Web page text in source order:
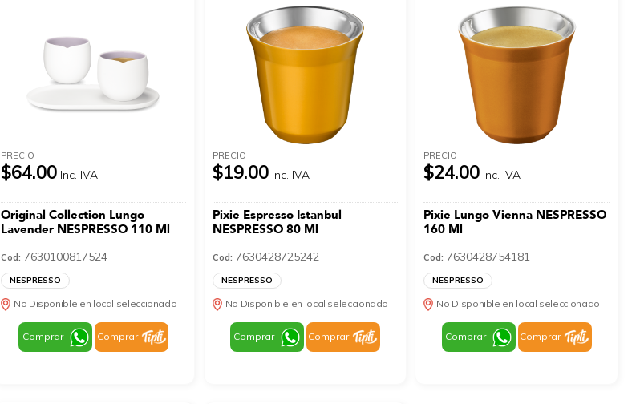
PRECIO
$64.00 Inc. IVA
Original Collection Lungo
Lavender NESPRESSO 110 Ml
Cod: 7630100817524
NESPRESSO
No Disponible en local seleccionado
Comprar Comprar
PRECIO
$19.00 Inc. IVA
Pixie Espresso Istanbul
NESPRESSO 80 Ml
Cod: 7630428725242
NESPRESSO
No Disponible en local seleccionado
Comprar Comprar
PRECIO
$24.00 Inc. IVA
Pixie Lungo Vienna NESPRESSO
160 Ml
Cod: 7630428754181
NESPRESSO
No Disponible en local seleccionado
Comprar Comprar